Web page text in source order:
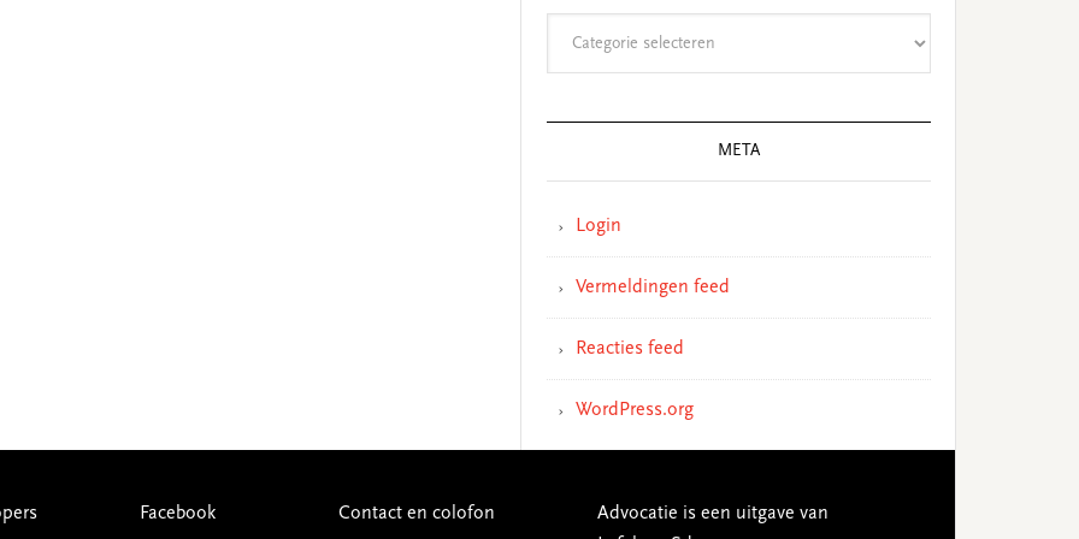
META
Login
Vermeldingen feed
Reacties feed
WordPress.org
Facebook Contact en colofon
Advocatie is een uitgave van